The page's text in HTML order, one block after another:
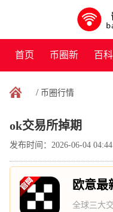
首页 币圈新
闻
百科
/ 币圈行情
ok交易所掉期
发布时间：2026-06-04
欧意最
全球三大